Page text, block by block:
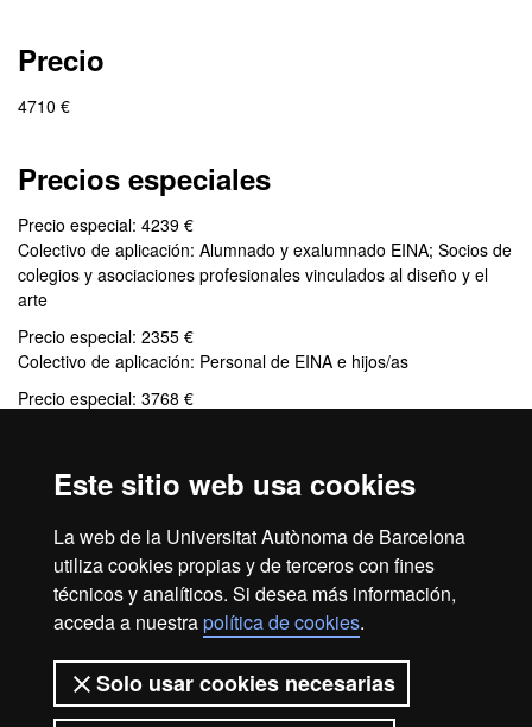
Este sitio web usa cookies
La web de la Universitat Autònoma de Barcelona
utiliza cookies propias y de terceros con fines
técnicos y analíticos. Si desea más información,
acceda a nuestrapolítica de cookies.
Solo usar cookies necesarias
Precio
4710 €
Precios especiales
Precio especial: 4239 €
Colectivo de aplicación: Alumnado y exalumnado EINA; Socios de
colegios y asociaciones profesionales vinculados al diseño y el
arte
Precio especial: 2355 €
Colectivo de aplicación: Personal de EINA e hijos/as
Precio especial: 3768 €
Créditos
30 ECTS
Sobre el web
Accesibilidad web